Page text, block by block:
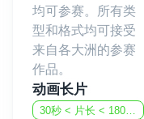
均可参赛。所有类
型和格式均可接受
来自各大洲的参赛
作品。
动画长片